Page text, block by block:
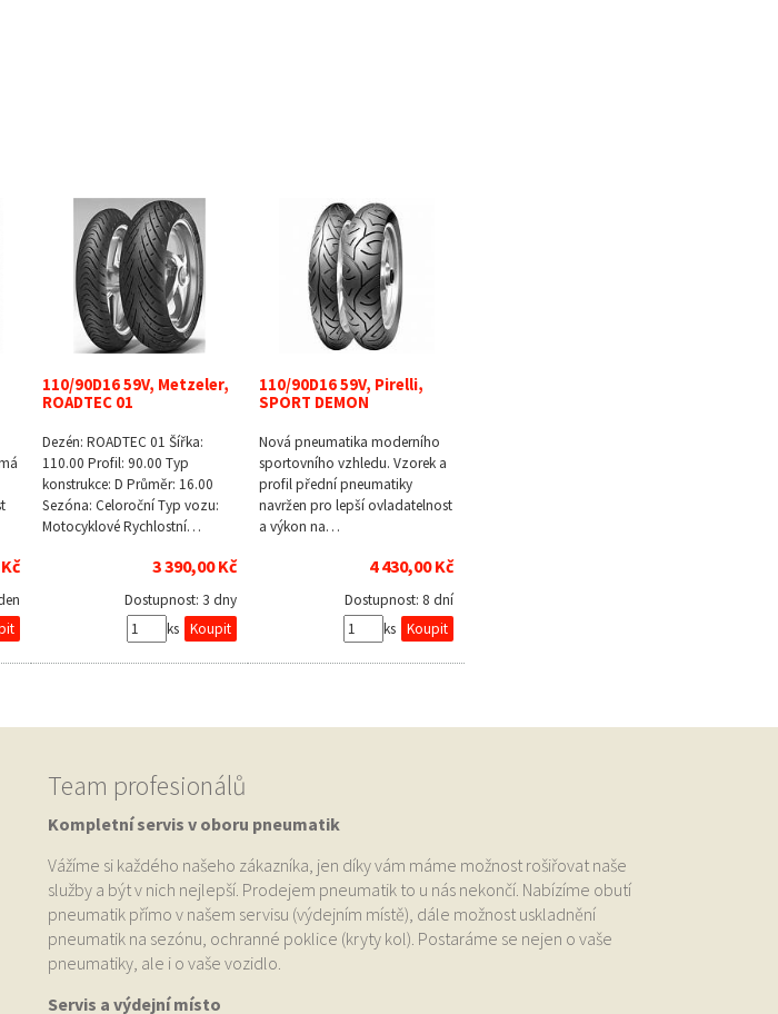
110/90D16 59V, Metzeler,
ROADTEC 01
Dezén: ROADTEC 01 Šířka:
110.00 Profil: 90.00 Typ
konstrukce: D Průměr: 16.00
Sezóna: Celoroční Typ vozu:
Motocyklové Rychlostní…
3 390,00 Kč
Dostupnost: 3 dny
ks
110/90D16 59V, Pirelli,
SPORT DEMON
Nová pneumatika moderního
sportovního vzhledu. Vzorek a
profil přední pneumatiky
navržen pro lepší ovladatelnost
a výkon na…
4 430,00 Kč
Dostupnost: 8 dní
ks
Team profesionálů
Kompletní servis v oboru pneumatik
Vážíme si každého našeho zákazníka, jen díky vám máme možnost rošiřovat naše
služby a být v nich nejlepší. Prodejem pneumatik to u nás nekončí. Nabízíme obutí
pneumatik přímo v našem servisu (výdejním místě), dále možnost uskladnění
pneumatik na sezónu, ochranné poklice (kryty kol). Postaráme se nejen o vaše
pneumatiky, ale i o vaše vozidlo.
Servis a výdejní místo